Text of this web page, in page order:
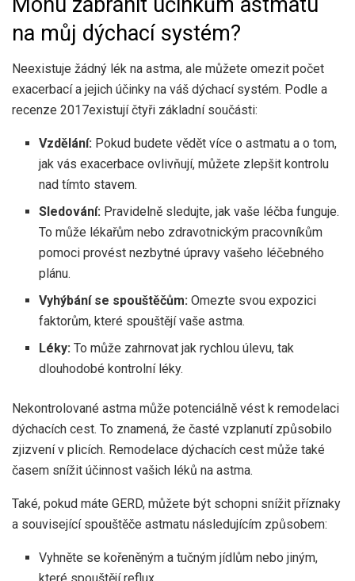
na můj dýchací systém?
Neexistuje žádný lék na astma, ale můžete omezit počet
exacerbací a jejich účinky na váš dýchací systém. Podle a
recenze 2017existují čtyři základní součásti:
Vzdělání: Pokud budete vědět více o astmatu a o tom,
jak vás exacerbace ovlivňují, můžete zlepšit kontrolu
nad tímto stavem.
Sledování: Pravidelně sledujte, jak vaše léčba funguje.
To může lékařům nebo zdravotnickým pracovníkům
pomoci provést nezbytné úpravy vašeho léčebného
plánu.
Vyhýbání se spouštěčům: Omezte svou expozici
faktorům, které spouštějí vaše astma.
Léky: To může zahrnovat jak rychlou úlevu, tak
dlouhodobé kontrolní léky.
Nekontrolované astma může potenciálně vést k remodelaci
dýchacích cest. To znamená, že časté vzplanutí způsobilo
zjizvení v plicích. Remodelace dýchacích cest může také
časem snížit účinnost vašich léků na astma.
Také, pokud máte GERD, můžete být schopni snížit příznaky
a související spouštěče astmatu následujícím způsobem:
Vyhněte se kořeněným a tučným jídlům nebo jiným,
které spouštějí reflux.